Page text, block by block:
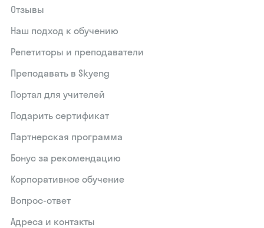
Отзывы
Наш подход к обучению
Репетиторы и преподаватели
Преподавать в Skyeng
Портал для учителей
Подарить сертификат
Партнерская программа
Бонус за рекомендацию
Корпоративное обучение
Вопрос-ответ
Адреса и контакты